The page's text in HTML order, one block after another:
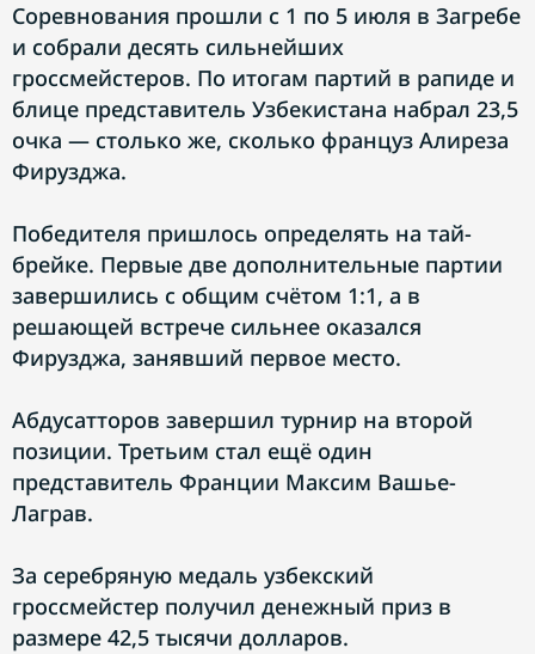
Соревнования прошли с 1 по 5 июля в Загребе
и собрали десять сильнейших
гроссмейстеров. По итогам партий в рапиде и
блице представитель Узбекистана набрал 23,5
очка — столько же, сколько француз Алиреза
Фирузджа.
Победителя пришлось определять на тай-
брейке. Первые две дополнительные партии
завершились с общим счётом 1:1, а в
решающей встрече сильнее оказался
Фирузджа, занявший первое место.
Абдусатторов завершил турнир на второй
позиции. Третьим стал ещё один
представитель Франции Максим Вашье-
Лаграв.
За серебряную медаль узбекский
гроссмейстер получил денежный приз в
размере 42,5 тысячи долларов.